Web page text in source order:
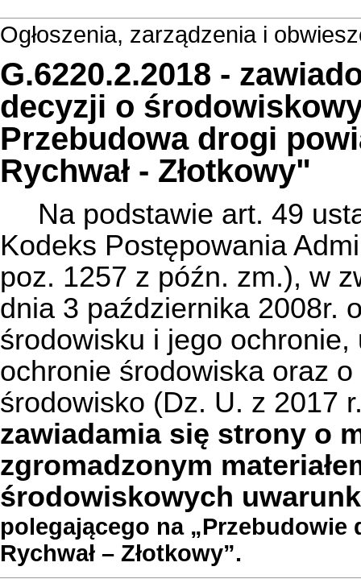
Ogłoszenia, zarządzenia i
G.6220.2.2018 -
decyzji o
Przebudowa drogi
Rychwał - Złotkowy"
Na podstawie art. 49
Kodeks Postępowania
poz. 1257 z późn. zm.), w
dnia 3 października 2008r.
środowisku i jego ochronie,
ochronie środowiska oraz
środowisko (Dz. U. z 2017
zawiadamia się strony o
zgromadzonym
środowiskowych
polegającego na
Rychwał – Złotkowy”.